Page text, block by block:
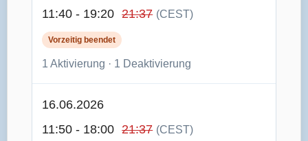
11:40 - 19:20 21:37 (CEST)
Vorzeitig beendet
1 Aktivierung · 1 Deaktivierung
16.06.2026
11:50 - 18:00 21:37 (CEST)